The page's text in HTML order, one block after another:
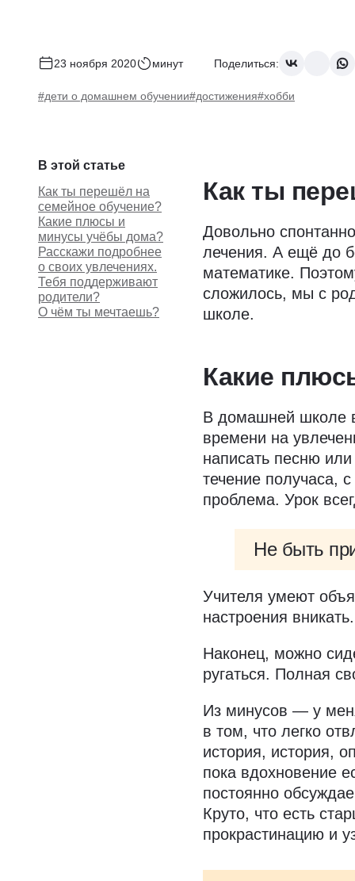
23 ноября 2020 минут Поделиться:
#дети о домашнем обучении#достижения#хобби
В этой статье
Как ты перешёл на
семейное обучение?
Какие плюсы и
минусы учёбы дома?
Расскажи подробнее
о своих увлечениях.
Тебя поддерживают
родители?
О чём ты мечтаешь?
Как ты
Довольно
лечения. А ещё до
математике.
сложилось, мы с
школе.
Какие
В домашней школе
времени на
написать песню
течение получаса,
проблема. Урок
Не быть
Учителя умеют
настроения
Наконец, можно
ругаться. Полная
Из минусов — у
в том, что легко
история, история,
пока вдохновение
постоянно
Круто, что есть
прокрастинацию и